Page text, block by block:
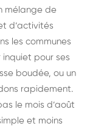
mélange de
d’activités
les communes
inquiet pour ses
boudée, ou un
rapidement.
le mois d’août
et moins